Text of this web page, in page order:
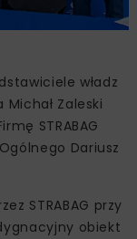
władz
Zaleski
STRABAG
Dariusz
STRABAG przy
obiekt